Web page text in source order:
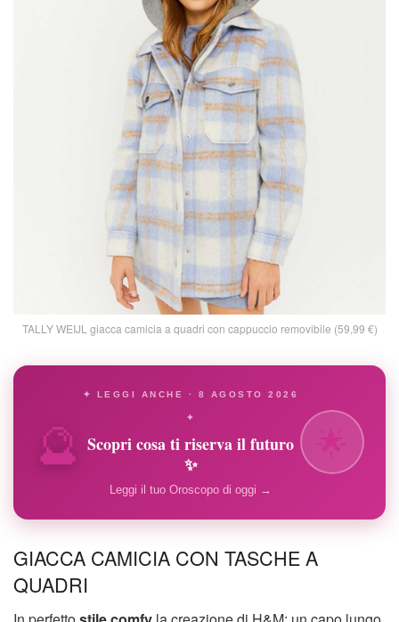
TALLY WEIJL giacca camicia a quadri con cappuccio removibile (59,99 €)
🔮
✦ LEGGI ANCHE · 8 AGOSTO 2026
✦
Scopri cosa ti riserva il futuro
✨
Leggi il tuo Oroscopo di oggi →
GIACCA CAMICIA CON TASCHE A
QUADRI